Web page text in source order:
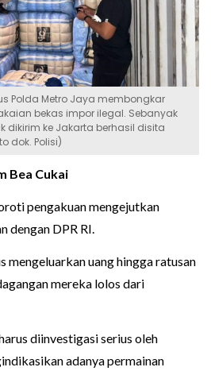
Polda Metro Jaya membongkar
bekas impor ilegal. Sebanyak
dikirim ke Jakarta berhasil disita
dok. Polisi)
Bea Cukai
pengakuan mengejutkan
dengan DPR RI.
mengeluarkan uang hingga ratusan
mereka lolos dari
diinvestigasi serius oleh
adanya permainan